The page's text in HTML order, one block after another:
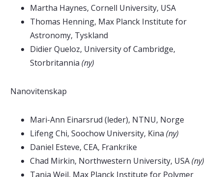
Martha Haynes, Cornell University, USA
Thomas Henning, Max Planck Institute for
Astronomy, Tyskland
Didier Queloz, University of Cambridge,
Storbritannia (ny)
Nanovitenskap
Mari-Ann Einarsrud (leder), NTNU, Norge
Lifeng Chi, Soochow University, Kina (ny)
Daniel Esteve, CEA, Frankrike
Chad Mirkin, Northwestern University, USA(ny)
Tanja Weil, Max Planck Institute for Polymer